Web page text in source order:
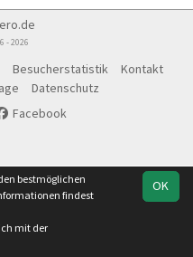
- 2026
Besucherstatistik
Kontakt
Datenschutz
Facebook
OK
bestmöglichen
findest
mit der